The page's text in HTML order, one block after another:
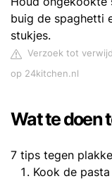
buig de spaghetti
stukjes.
Verzoek tot
op 24kitchen.nl
Wat te doen
7 tips tegen
Kook de